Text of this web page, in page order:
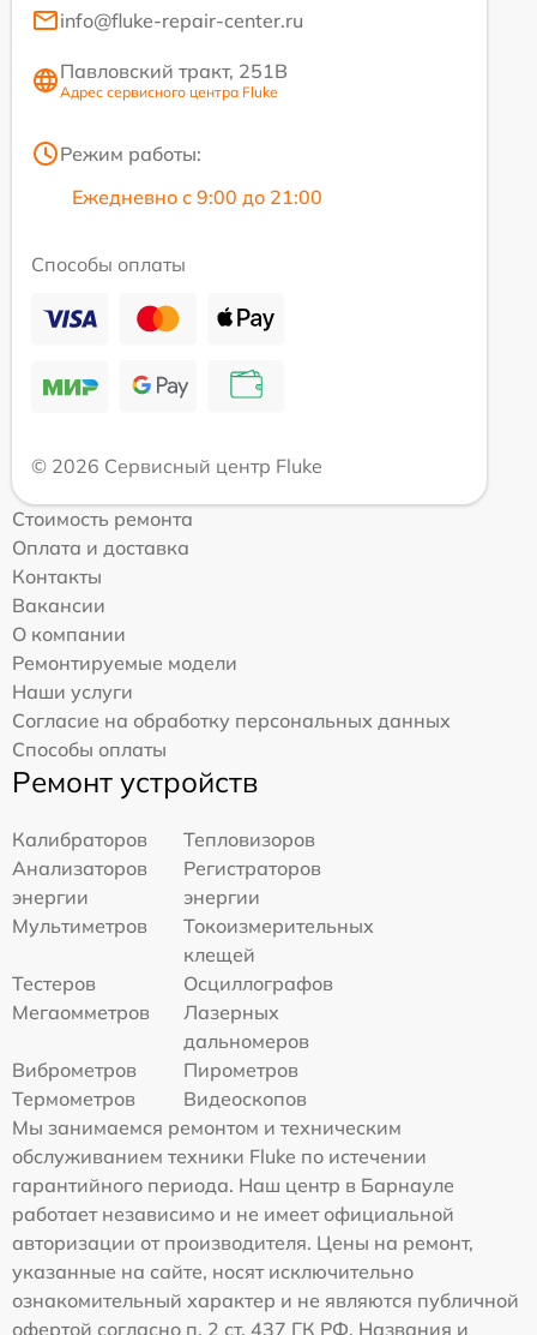
info@fluke-repair-center.ru
Павловский тракт, 251В
Адрес сервисного центра Fluke
Режим работы:
Ежедневно с 9:00 до 21:00
Способы оплаты
© 2026 Сервисный центр Fluke
Стоимость ремонта
Оплата и доставка
Контакты
Вакансии
О компании
Ремонтируемые модели
Наши услуги
Согласие на обработку персональных данных
Способы оплаты
Ремонт устройств
Калибраторов
Тепловизоров
Анализаторов
энергии
Регистраторов
энергии
Мультиметров
Токоизмерительных
клещей
Тестеров
Осциллографов
Мегаомметров
Лазерных
дальномеров
Виброметров
Пирометров
Термометров
Видеоскопов
Мы занимаемся ремонтом и техническим
обслуживанием техники Fluke по истечении
гарантийного периода. Наш центр в Барнауле
работает независимо и не имеет официальной
авторизации от производителя. Цены на ремонт,
указанные на сайте, носят исключительно
ознакомительный характер и не являются публичной
офертой согласно п. 2 ст. 437 ГК РФ. Названия и